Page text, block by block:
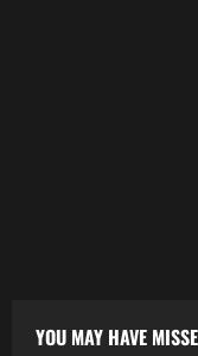
YOU MAY HAVE